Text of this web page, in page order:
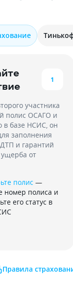
1
участника
полис ОСАГО и
в базе НСИС, он
заполнения
и гарантий
от
полис —
номер полиса и
его статус в
Правила